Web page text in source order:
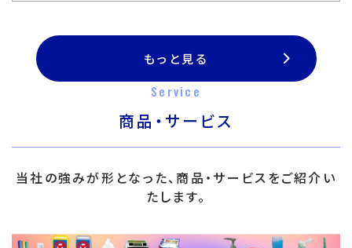
もっと見る
Service
商品・サービス
当社の強みが形となった、商品・サービスをご紹介い
たします。